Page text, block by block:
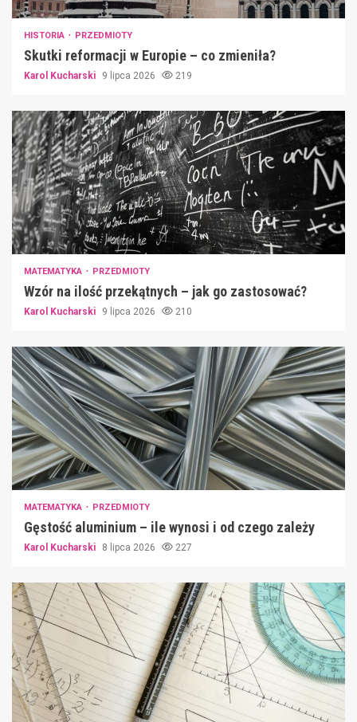
HISTORIA PRZEDMIOTY
Skutki reformacji w Europie – co zmieniła?
Karol Kucharski 9 lipca 2026 219
MATEMATYKA PRZEDMIOTY
Wzór na ilość przekątnych – jak go zastosować?
Karol Kucharski 9 lipca 2026 210
MATEMATYKA PRZEDMIOTY
Gęstość aluminium – ile wynosi i od czego zależy
Karol Kucharski 8 lipca 2026 227